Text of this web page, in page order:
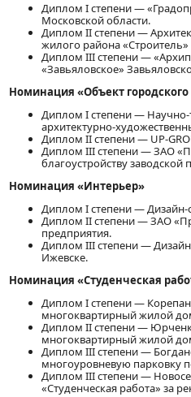
Диплом І степени —
Московской области.
Диплом ІІ степени —
жилого района
Диплом ІІІ степени —
«Завьяловское»
Номинация «Объект городского
Диплом І степени — Научно-
архитектурно-
Диплом ІІ степени — UP-
Диплом ІІІ степени — ЗАО
благоустройству
Номинация «Интерьер»
Диплом І степени — Дизайн-
Диплом ІІ степени — ЗАО
предприятия.
Диплом ІІІ степени —
Ижевске.
Номинация «Студенческая
Диплом І степени —
многоквартирный жилой
Диплом ІІ степени —
многоквартирный жилой
Диплом ІІІ степени —
многоуровневую парковку
Диплом ІІІ степени —
«Студенческая работа» за